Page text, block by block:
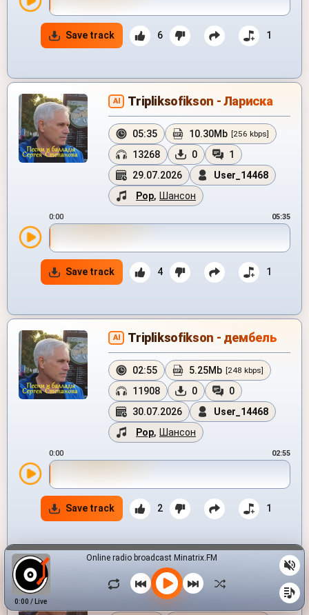
Save track 6 1
AI Tripliksofikson - Лариска
05:35 10.30Mb [256 kbps]
13268 0
1
29.07.2026
User_14468
Pop, Шансон
0:00 05:35
Save track 4 1
AI Tripliksofikson - дембель
02:55 5.25Mb [248 kbps]
11908 0
0
30.07.2026
User_14468
Pop, Шансон
0:00 02:55
Save track 2 1
Tripliksofikson - Исповедь
свободной женщины
0:00 / Live
Online radio broadcast Minatrix.FM